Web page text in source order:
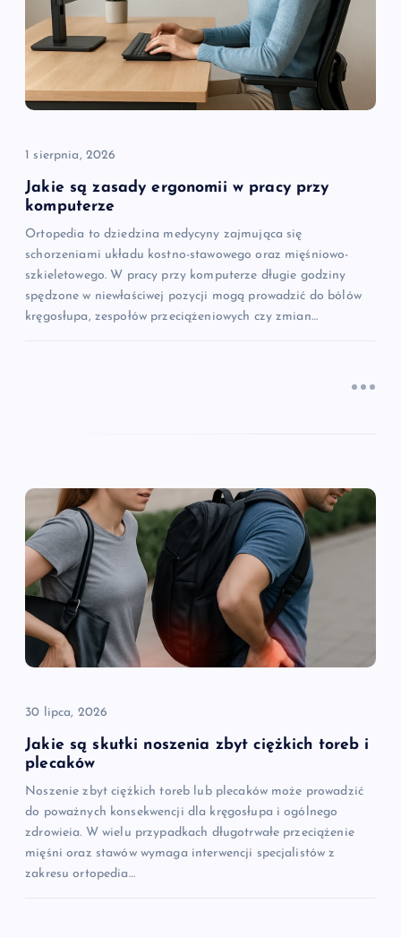
w
p
s
u
1 sierpnia, 2026
Jakie są zasady ergonomii w pracy przy
komputerze
Ortopedia to dziedzina medycyny zajmująca się
schorzeniami układu kostno-stawowego oraz mięśniowo-
szkieletowego. W pracy przy komputerze długie godziny
spędzone w niewłaściwej pozycji mogą prowadzić do bólów
kręgosłupa, zespołów przeciążeniowych czy zmian…
30 lipca, 2026
Jakie są skutki noszenia zbyt ciężkich toreb i
plecaków
Noszenie zbyt ciężkich toreb lub plecaków może prowadzić
do poważnych konsekwencji dla kręgosłupa i ogólnego
zdrowieia. W wielu przypadkach długotrwałe przeciążenie
mięśni oraz stawów wymaga interwencji specjalistów z
zakresu ortopedia…